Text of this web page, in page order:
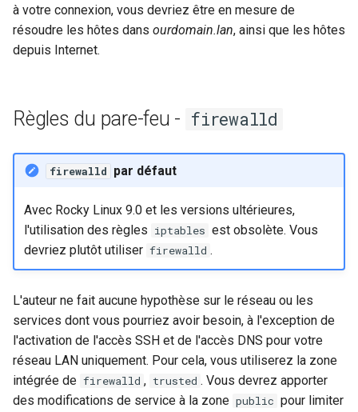
à votre connexion, vous devriez être en mesure de
résoudre les hôtes dans ourdomain.lan, ainsi que les hôtes
depuis Internet.
Règles du pare-feu - firewalld
firewalld par défaut
Avec Rocky Linux 9.0 et les versions ultérieures,
l'utilisation des règles iptables est obsolète. Vous
devriez plutôt utiliser firewalld .
L'auteur ne fait aucune hypothèse sur le réseau ou les
services dont vous pourriez avoir besoin, à l'exception de
l'activation de l'accès SSH et de l'accès DNS pour votre
réseau LAN uniquement. Pour cela, vous utiliserez la zone
intégrée de firewalld , trusted . Vous devrez apporter
des modifications de service à la zone public pour limiter